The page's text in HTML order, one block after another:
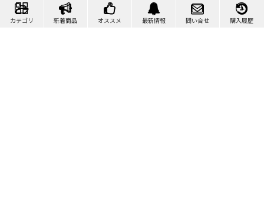
カテゴリ 新着商品 オススメ 最新情報 問い合せ 購入履歴